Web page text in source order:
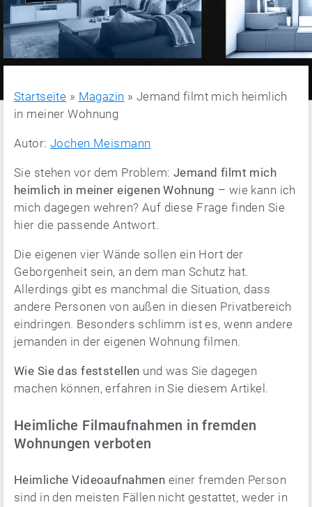
Startseite » Magazin » Jemand filmt mich heimlich
in meiner Wohnung
Autor: Jochen Meismann
Sie stehen vor dem Problem: Jemand filmt mich
heimlich in meiner eigenen Wohnung – wie kann ich
mich dagegen wehren? Auf diese Frage finden Sie
hier die passende Antwort.
Die eigenen vier Wände sollen ein Hort der
Geborgenheit sein, an dem man Schutz hat.
Allerdings gibt es manchmal die Situation, dass
andere Personen von außen in diesen Privatbereich
eindringen. Besonders schlimm ist es, wenn andere
jemanden in der eigenen Wohnung filmen.
Wie Sie das feststellen und was Sie dagegen
machen können, erfahren in Sie diesem Artikel.
Heimliche Filmaufnahmen in fremden
Wohnungen verboten
Heimliche Videoaufnahmen einer fremden Person
sind in den meisten Fällen nicht gestattet, weder in